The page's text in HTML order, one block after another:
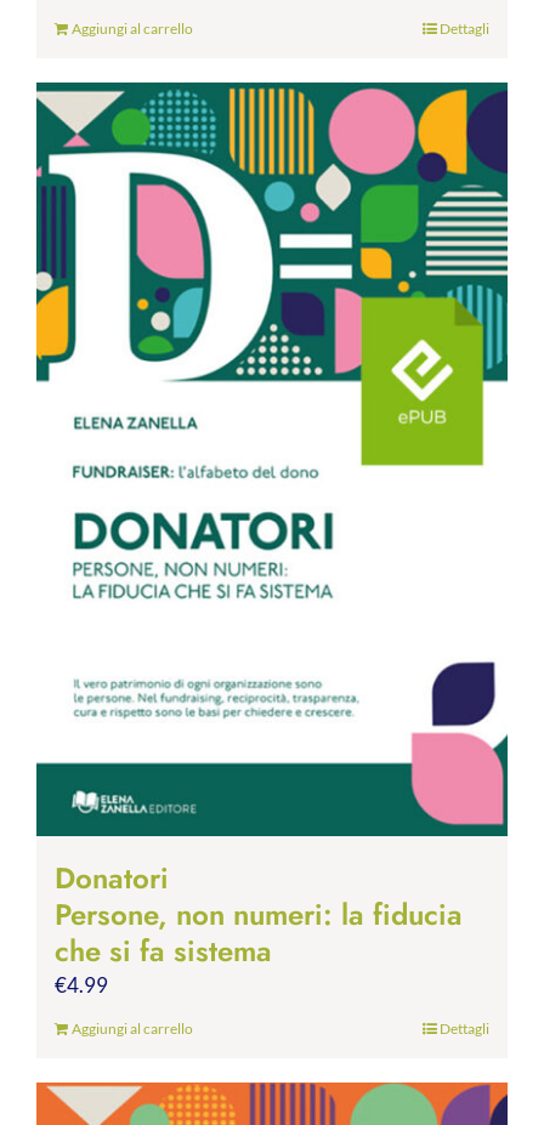
Aggiungi al carrello Dettagli
Donatori
Persone, non numeri: la fiducia
che si fa sistema
€4.99
Aggiungi al carrello Dettagli